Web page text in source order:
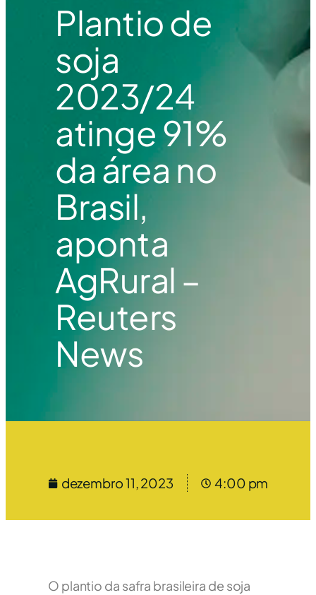
Plantio de
soja
2023/24
atinge 91%
da área no
Brasil,
aponta
AgRural –
Reuters
News
dezembro 11, 2023 4:00 pm
O plantio da safra brasileira de soja